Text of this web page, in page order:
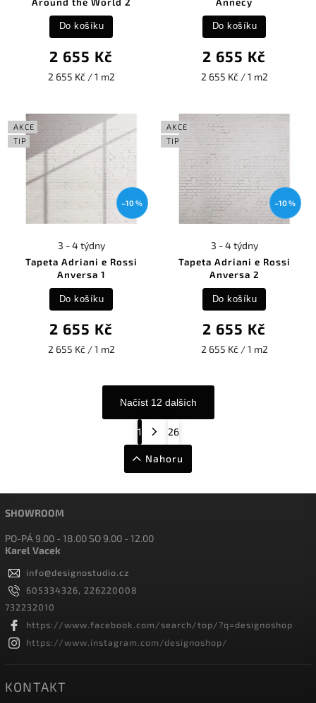
2 655 Kč
2 655 Kč / 1 m2
Do košíku
2 655 Kč
2 655 Kč / 1 m2
Do košíku
AKCE
TIP
–10 %
Tapeta Adriani e Rossi
Anversa 1
3 - 4 týdny
2 655 Kč
2 655 Kč / 1 m2
Do košíku
AKCE
TIP
–10 %
Tapeta Adriani e Rossi
Anversa 2
3 - 4 týdny
2 655 Kč
2 655 Kč / 1 m2
Do košíku
Načíst 12 dalších
1 26
Nahoru
SHOWROOM
PO-PÁ 9.00 - 18.00 SO 9.00 - 12.00
Karel Vacek
info@designostudio.cz
605334326, 226220008
732232010
https://www.facebook.com/search/top/?q=designoshop
https://www.instagram.com/designoshop/
KONTAKT